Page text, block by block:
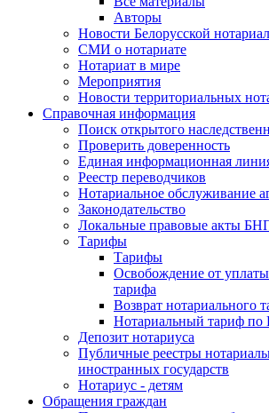
Авторы
Новости Белорусской
СМИ о нотариате
Нотариат в мире
Мероприятия
Новости территориальных
Справочная информация
Поиск открытого
Проверить доверенность
Единая информационная
Реестр переводчиков
Нотариальное обслуживание
Законодательство
Локальные правовые акты
Тарифы
Тарифы
Освобождение от
тарифа
Возврат нотариального
Нотариальный тариф
Депозит нотариуса
Публичные реестры
иностранных государств
Нотариус - детям
Обращения граждан